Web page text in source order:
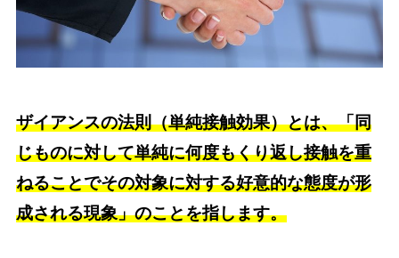
ザイアンスの法則（単純接触効果）とは、「同
じものに対して単純に何度もくり返し接触を重
ねることでその対象に対する好意的な態度が形
成される現象」のことを指します。